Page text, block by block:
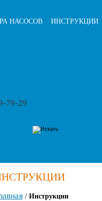
НАСОСОВ ИНСТРУКЦИИ
79-29
/ Инструкции